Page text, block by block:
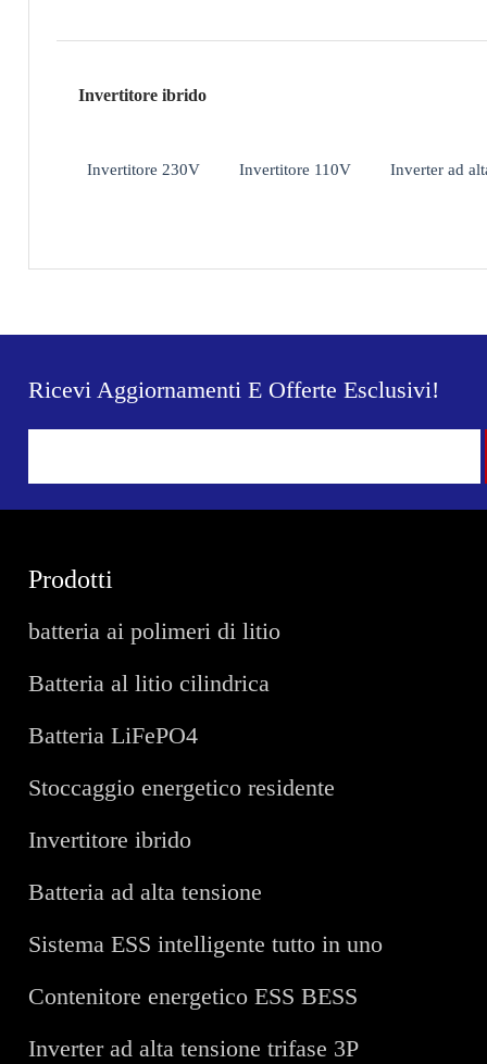
Invertitore ibrido
Invertitore 230V Invertitore 110V Inverter ad
Ricevi Aggiornamenti E Offerte Esclusivi!
Prodotti
batteria ai polimeri di litio
Batteria al litio cilindrica
Batteria LiFePO4
Stoccaggio energetico residente
Invertitore ibrido
Batteria ad alta tensione
Sistema ESS intelligente tutto in uno
Contenitore energetico ESS BESS
Inverter ad alta tensione trifase 3P